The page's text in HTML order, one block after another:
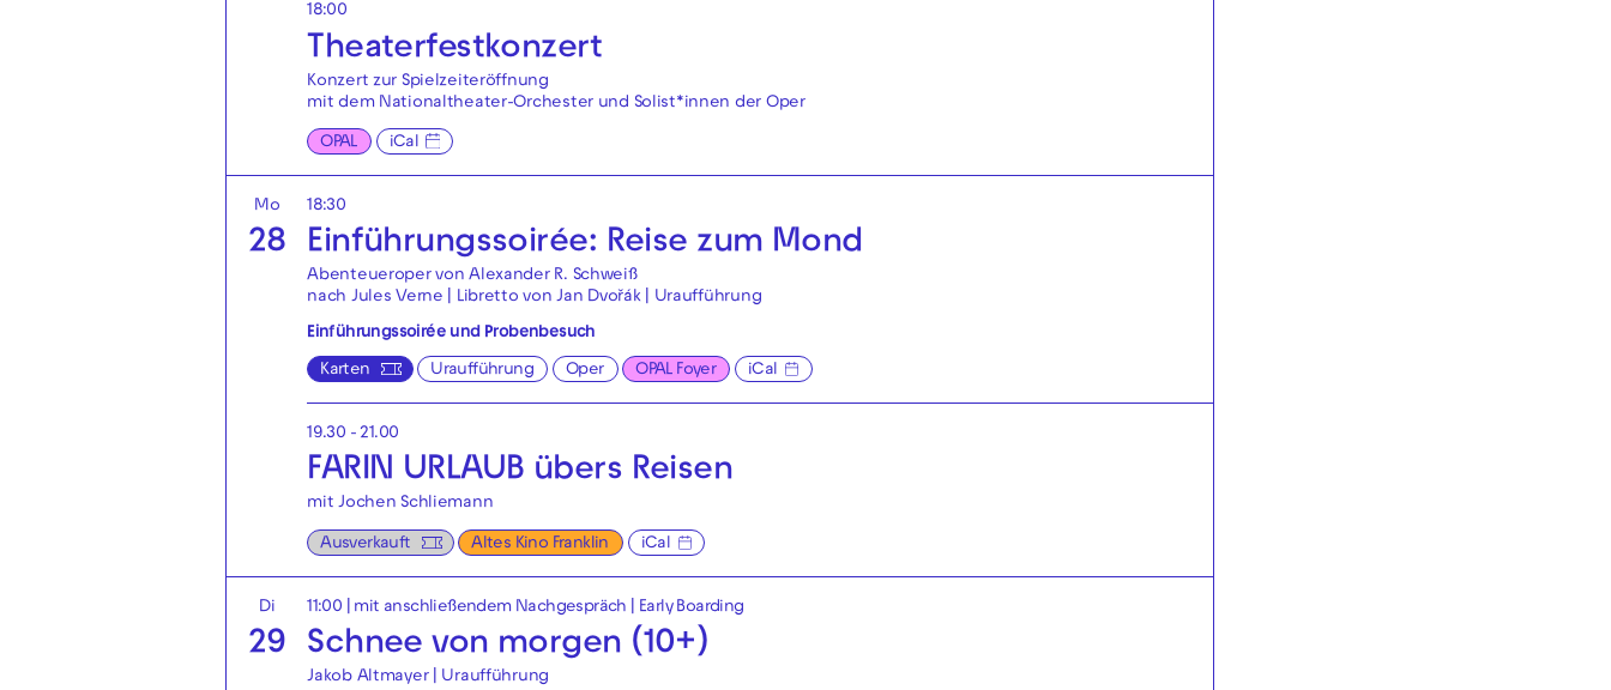
18:00
Theaterfest­konzert
Konzert zur Spielzeiteröffnung
mit dem Nationaltheater-Orchester und Solist*innen der Oper
OPAL iCal
Mo
28
18:30
Einführungssoirée: Reise zum Mond
Abenteueroper von Alexander R. Schweiß
nach Jules Verne | Libretto von Jan Dvořák | Uraufführung
Einführungssoirée und Probenbesuch
Karten Uraufführung Oper OPAL Foyer iCal
19.30 - 21.00
FARIN URLAUB übers Reisen
mit Jochen Schliemann
Ausverkauft Altes Kino Franklin iCal
Di
29
11:00 | mit anschließendem Nachgespräch Early Boarding
Schnee von morgen (10+)
Jakob Altmayer | Uraufführung